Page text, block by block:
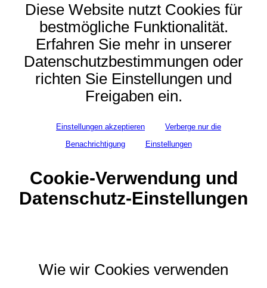
Diese Website nutzt Cookies für
bestmögliche Funktionalität.
Erfahren Sie mehr in unserer
Datenschutzbestimmungen oder
richten Sie Einstellungen und
Freigaben ein.
Einstellungen akzeptieren
Verberge nur die
Benachrichtigung
Einstellungen
Cookie-Verwendung und
Datenschutz-Einstellungen
Wie wir Cookies verwenden